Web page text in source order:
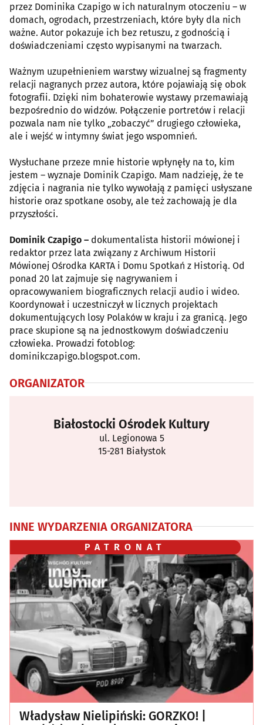
przez Dominika Czapigo w ich naturalnym otoczeniu – w
domach, ogrodach, przestrzeniach, które były dla nich
ważne. Autor pokazuje ich bez retuszu, z godnością i
doświadczeniami często wypisanymi na twarzach.
Ważnym uzupełnieniem warstwy wizualnej są fragmenty
relacji nagranych przez autora, które pojawiają się obok
fotografii. Dzięki nim bohaterowie wystawy przemawiają
bezpośrednio do widzów. Połączenie portretów i relacji
pozwala nam nie tylko „zobaczyć” drugiego człowieka,
ale i wejść w intymny świat jego wspomnień.
Wysłuchane przeze mnie historie wpłynęły na to, kim
jestem – wyznaje Dominik Czapigo. Mam nadzieję, że te
zdjęcia i nagrania nie tylko wywołają z pamięci usłyszane
historie oraz spotkane osoby, ale też zachowają je dla
przyszłości.
Dominik Czapigo – dokumentalista historii mówionej i
redaktor przez lata związany z Archiwum Historii
Mówionej Ośrodka KARTA i Domu Spotkań z Historią. Od
ponad 20 lat zajmuje się nagrywaniem i
opracowywaniem biograficznych relacji audio i wideo.
Koordynował i uczestniczył w licznych projektach
dokumentujących losy Polaków w kraju i za granicą. Jego
prace skupione są na jednostkowym doświadczeniu
człowieka. Prowadzi fotoblog:
dominikczapigo.blogspot.com.
ORGANIZATOR
Białostocki Ośrodek Kultury
ul. Legionowa 5
15-281 Białystok
INNE WYDARZENIA ORGANIZATORA
PATRONAT
Władysław Nielipiński: GORZKO! |